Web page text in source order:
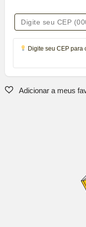
Digite seu CEP para